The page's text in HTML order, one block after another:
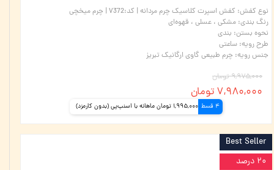
نوع کفش: کفش اسپرت کلاسیک چرم مردانه | کد:V372 | چرم میخچی
رنگ بندی: مشکی ، عسلی ، قهوه‌ای
نحوه بستن: بندی
طرح رویه: ساعتی
جنس رویه: چرم طبیعی گاوی ارگانیک تبریز
۹,۹۷۵,۰۰۰ تومان
۷,۹۸۰,۰۰۰ تومان
4 قسط 1,995,000 تومان ماهانه با اسنپ‌پی (بدون کارمزد)
Best Seller
۲۰ درصد